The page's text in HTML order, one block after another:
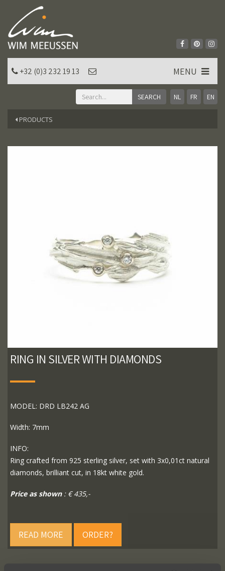
NL FR EN
+32 (0)3 232 19 13 MENU
PRODUCTS
RING IN SILVER WITH DIAMONDS
MODEL: DRD LB242 AG
Width: 7mm
INFO:
Ring crafted from 925 sterling silver, set with 3x0,01ct natural
diamonds, brilliant cut, in 18kt white gold.
Price as shown: € 435,-
READ MORE ORDER?